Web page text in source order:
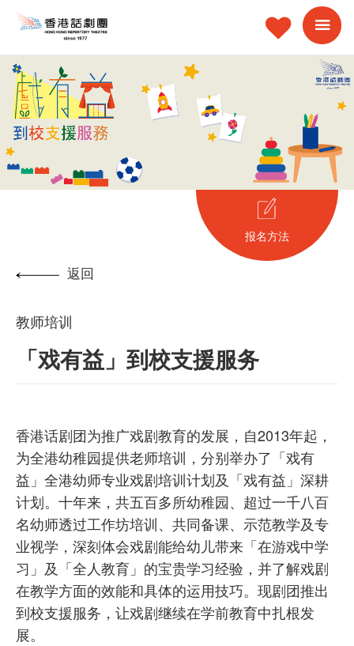
报名方法
返回
教师培训
「戏有益」到校支援服务
香港话剧团为推广戏剧教育的发展，自2013年起，
为全港幼稚园提供老师培训，分别举办了「戏有
益」全港幼师专业戏剧培训计划及「戏有益」深耕
计划。十年来，共五百多所幼稚园、超过一千八百
名幼师透过工作坊培训、共同备课、示范教学及专
业视学，深刻体会戏剧能给幼儿带来「在游戏中学
习」及「全人教育」的宝贵学习经验，并了解戏剧
在教学方面的效能和具体的运用技巧。现剧团推出
到校支援服务，让戏剧继续在学前教育中扎根发
展。